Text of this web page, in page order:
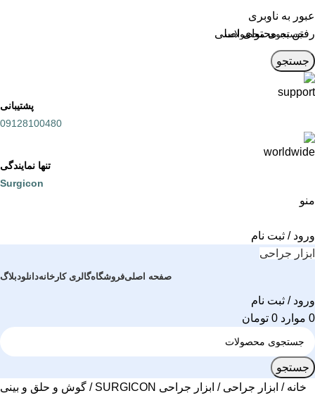
عبور به ناوبری
رفتن به محتوای اصلی
جستجو
پشتیبانی
09128100480
تنها نمایندگی
Surgicon
منو
ورود / ثبت نام
ابزار جراحی
صفحه اصلیفروشگاهگالری کارخانهدانلودبلاگ
ورود / ثبت نام
0 موارد 0 تومان
جستجو
خانه
ابزار جراحی ابزار جراحی SURGICON
گوش و حلق و بینی